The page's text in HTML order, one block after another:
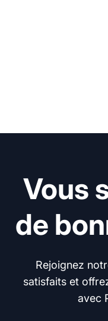
Vous
de
Rejoignez
satisfaits et
avec